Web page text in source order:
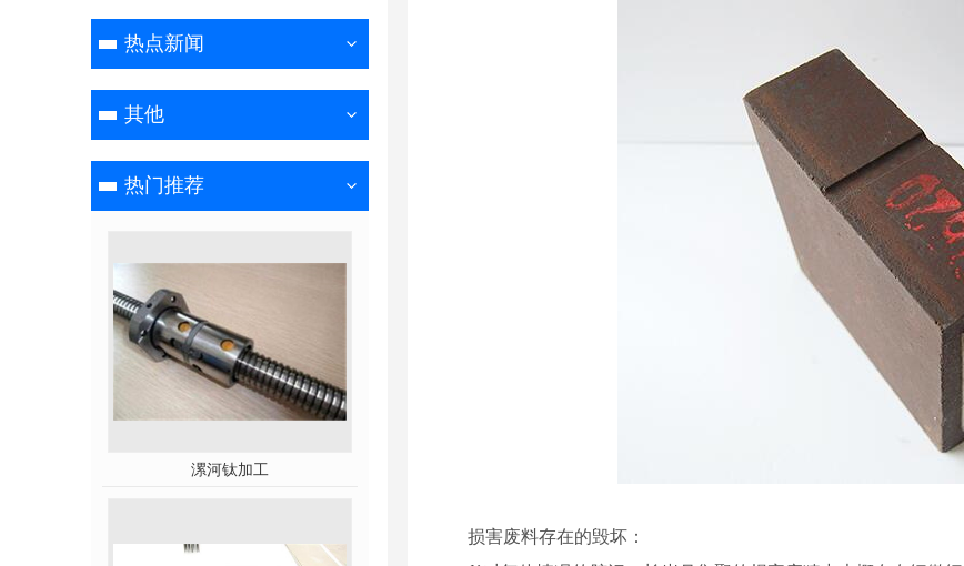
热点新闻
其他
热门推荐
漯河钛加工
损害废料存在的毁坏：